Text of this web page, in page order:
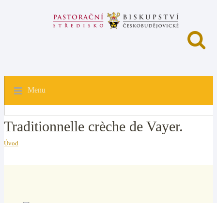
Menu
Traditionnelle crèche de Vayer.
Úvod